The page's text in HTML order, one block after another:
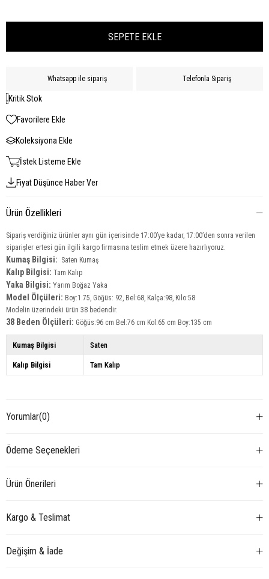
Whatsapp ile sipariş Telefonla Sipariş
Kritik Stok
Favorilere Ekle
Koleksiyona Ekle
İstek Listeme Ekle
Fiyat Düşünce Haber Ver
Ürün Özellikleri
Sipariş verdiğiniz ürünler aynı gün içerisinde 17:00’ye kadar, 17:00’den sonra verilen
siparişler ertesi gün ilgili kargo firmasına teslim etmek üzere hazırlıyoruz.
Kumaş Bilgisi: Saten Kumaş
Kalıp Bilgisi: Tam Kalıp
Yaka Bilgisi: Yarım Boğaz Yaka
Model Ölçüleri: Boy:1.75, Göğüs: 92, Bel:68, Kalça:98, Kilo:58
Modelin üzerindeki ürün 38 bedendir.
38 Beden Ölçüleri: Göğüs:96 cm Bel:76 cm Kol:65 cm Boy:135 cm
Kumaş Bilgisi Saten
Kalıp Bilgisi Tam Kalıp
Yorumlar(0)
Ödeme Seçenekleri
Ürün Önerileri
Kargo & Teslimat
Değişim & İade